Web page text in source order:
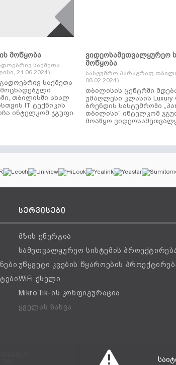
მოწყობა
საქმეთა
21.06.2024)
საქმეთა
თბილისში ახალ
IT ტექნიკის
ინტელკომ ჯგუფი.
ვიდეოსამეთვალყურეო
მოწყობა
სასტუმრო პარაგრაფ
08.02.2024)
თბილისის ცენტრში
უმაღლესი კლასის Luxury
ბრენდის სასტუმროში
თბილისი“ ინტელკომ
მოაწყო
სერვისები
მზის ენერგია
სამეთვალყურეო სისტემის
უწყვეტი კვების წყაროების
WiFi ქსელი
MikroTik-ის კონფიგურაცია
ყველას ნახვა